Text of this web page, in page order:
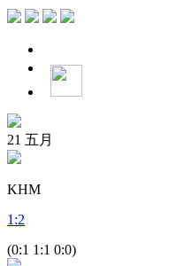
21 五月
KHM
1 :2
(0:1 1:1 0:0)